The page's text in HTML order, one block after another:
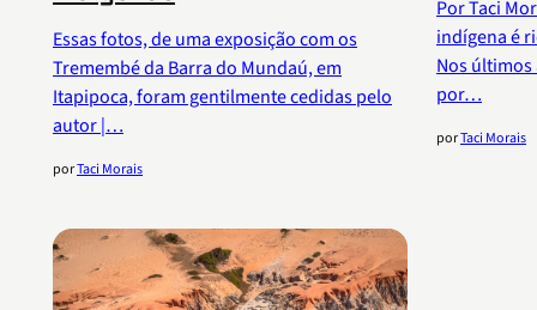
Essas fotos, de uma exposição com os
Tremembé da Barra do Mundaú, em
Itapipoca, foram gentilmente cedidas pelo
autor |…
porTaci Morais
Por Taci
indígena é
Nos
por…
porTaci Morais